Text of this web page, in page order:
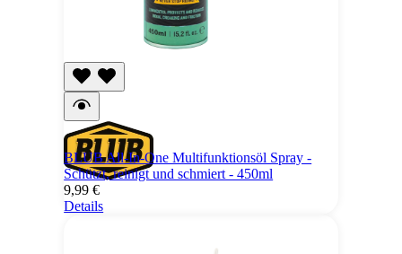
BLUB All-In-One Multifunktionsöl Spray -
Schützt, reinigt und schmiert - 450ml
9,99 €
Details